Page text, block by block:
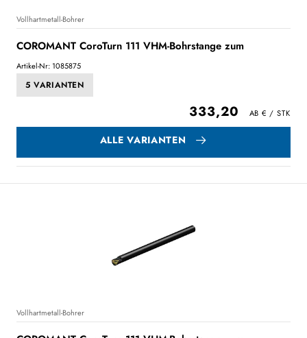
Vollhartmetall-Bohrer
COROMANT CoroTurn 111 VHM-Bohrstange zum
Artikel-Nr: 1085875
5 VARIANTEN
333,20
ALLE VARIANTEN
Vollhartmetall-Bohrer